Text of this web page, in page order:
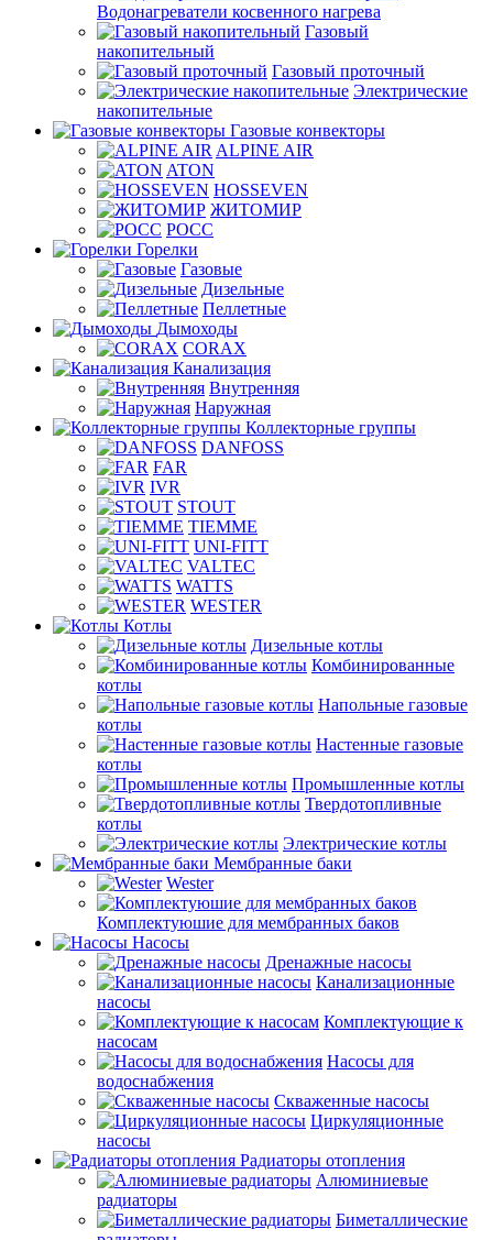
Водонагреватели косвенного нагрева
Газовый
накопительный
Газовый проточный
Электрические
накопительные
Газовые конвекторы
ALPINE AIR
ATON
HOSSEVEN
ЖИТОМИР
РОСС
Горелки
Газовые
Дизельные
Пеллетные
Дымоходы
CORAX
Канализация
Внутренняя
Наружная
Коллекторные группы
DANFOSS
FAR
IVR
STOUT
TIEMME
UNI-FITT
VALTEC
WATTS
WESTER
Котлы
Дизельные котлы
Комбинированные
котлы
Напольные газовые
котлы
Настенные газовые
котлы
Промышленные котлы
Твердотопливные
котлы
Электрические котлы
Мембранные баки
Wester
Комплектуюшие для мембранных баков
Насосы
Дренажные насосы
Канализационные
насосы
Комплектующие к
насосам
Насосы для
водоснабжения
Скваженные насосы
Циркуляционные
насосы
Радиаторы отопления
Алюминиевые
радиаторы
Биметаллические